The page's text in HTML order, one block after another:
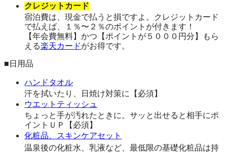
クレジットカード
宿泊費は、現金で払うと損ですよ。クレジットカード
で払えば、１％〜２％のポイントが付きます！
【年会費無料】かつ【ポイントが５０００円分】もら
える楽天カードがお得です。
■日用品
ハンドタオル
汗を拭いたり、日焼け対策に【必須】
ウエットティッシュ
ちょっと手が汚れたときに。サッと出せると相手にポ
イントＵＰ【必須】
化粧品、スキンケアセット
温泉後の化粧水、乳液など、最低限の基礎化粧品は持